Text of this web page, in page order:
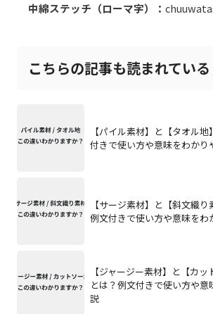
中綿ステッチ（ローマ字）：
こちらの記事も読まれている
【パイル素材】と【タオル
付きで使い方や意味をわかり
【サージ素材】と【斜文織
例文付きで使い方や意味をわ
【ジャージー素材】と【カ
とは？例文付きで使い方や
説